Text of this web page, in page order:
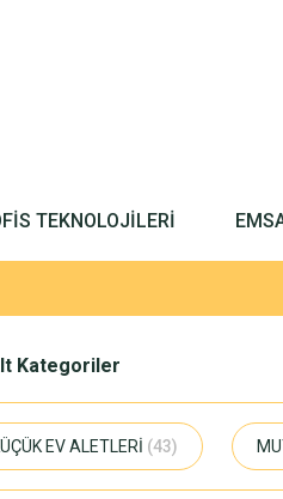
TEKNOLOJİLERİ
Kategoriler
EV ALETLERİ (43)